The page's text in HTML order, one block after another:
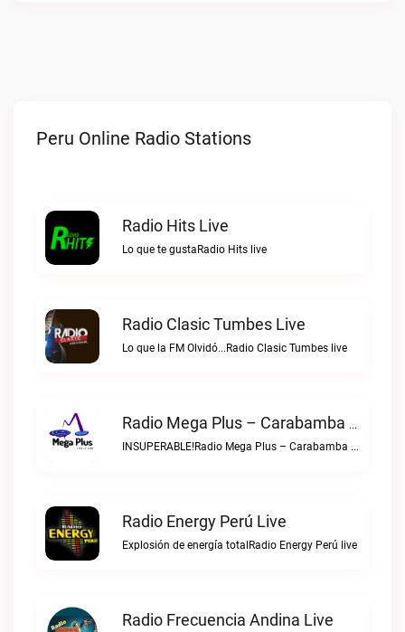
Peru Online Radio Stations
Radio Hits Live
Lo que te gustaRadio Hits live
Radio Clasic Tumbes Live
Lo que la FM Olvidó...Radio Clasic Tumbes live
Radio Mega Plus – Carabamba Live
INSUPERABLE!Radio Mega Plus – Carabamba live
Radio Energy Perú Live
Explosión de energía totalRadio Energy Perú live
Radio Frecuencia Andina Live